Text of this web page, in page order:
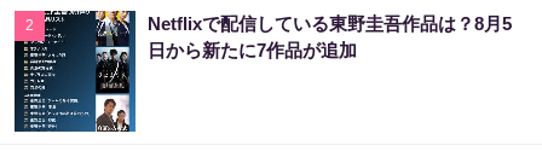
2
Netflixで配信している東野圭吾作品は？8月5
日から新たに7作品が追加